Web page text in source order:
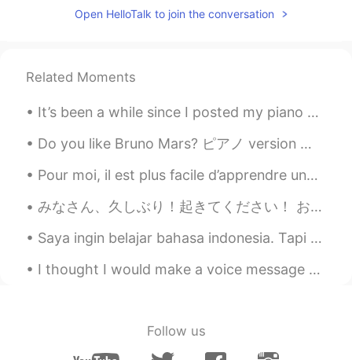
Open HelloTalk to join the conversation
Related Moments
It’s been a while since I posted my piano 🙇🏻This is a continuation of Mitsuha’s theme which I pla...
Do you like Bruno Mars? ピアノ version 今度にします。 朝早いので隣人が文句言うだろう。ww おはようございます。🙂😊 今日も一日頑張りましょう。 Let's ...
Pour moi, il est plus facile d’apprendre une langue étrangère en écoutant de la musique et en ...
みなさん、久しぶり！起きてください！ お元気ですか？ 最近、すごく忙しいです！ ちょっとつかれました🥵 でも、毎日も日本語を勉強しています。 あなたの英語とスペイン語の勉強はどうですか？ 日本語...
Saya ingin belajar bahasa indonesia. Tapi saya tidak tahu harus mulai dari mana. Bisakah Anda men...
I thought I would make a voice message of my natural pacing when talking everyday. I have been to...
Follow us